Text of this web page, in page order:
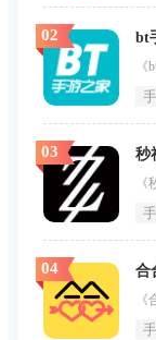
bt
02
秒
03
合
04